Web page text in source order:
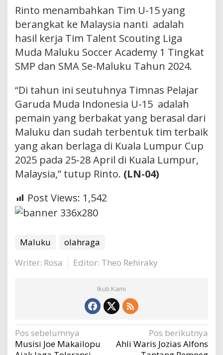
Rinto menambahkan Tim U-15 yang
berangkat ke Malaysia nanti adalah
hasil kerja Tim Talent Scouting Liga
Muda Maluku Soccer Academy 1 Tingkat
SMP dan SMA Se-Maluku Tahun 2024.
“Di tahun ini seutuhnya Timnas Pelajar
Garuda Muda Indonesia U-15 adalah
pemain yang berbakat yang berasal dari
Maluku dan sudah terbentuk tim terbaik
yang akan berlaga di Kuala Lumpur Cup
2025 pada 25-28 April di Kuala Lumpur,
Malaysia,” tutup Rinto. (LN-04)
Post Views: 1,542
Maluku
olahraga
Writer: Rosa
Editor: Theo Rehiraky
Ikuti Kami
Navigasi
pos
Pos sebelumnya
Musisi Joe Makailopu
Pos berikutnya
Ahli Waris Jozias Alfons